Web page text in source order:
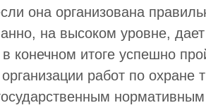
она организована
на высоком уровне,
конечном итоге успешно
работ по охране